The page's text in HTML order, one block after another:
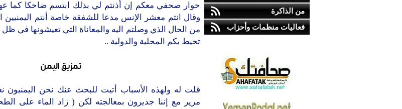
من الذاكرة
فعاليات منظمات وأحزاب
حوار صحفي معكم إن أذنتم لي بذلك ابتسم ضاحكا كما
وقال انتم معشر الإنس مدعا للشفقة خاصة أنتم اليمنيين
من الحال الذي وصلتم اليه والمعاناة التي تعيشونها في ظل
تحيط بكم المحلية والدولية ..
تمزيق اليمن
قلت له ولهذه الأسباب أتيت للبحث عنك نحن
مرير مع إننا جديرون بمعالجته لكن ( زاد الماء على